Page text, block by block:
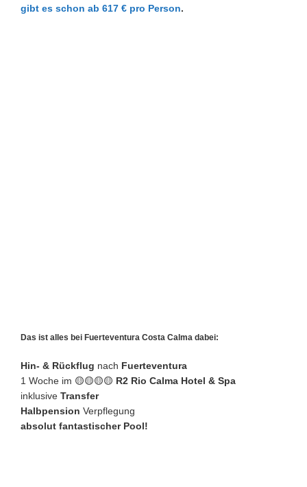
gibt es schon ab 617 € pro Person.
Das ist alles bei Fuerteventura Costa Calma dabei:
Hin- & Rückflug nach Fuerteventura
1 Woche im 🟡🟡🟡🟡 R2 Rio Calma Hotel & Spa
inklusive Transfer
Halbpension Verpflegung
absolut fantastischer Pool!